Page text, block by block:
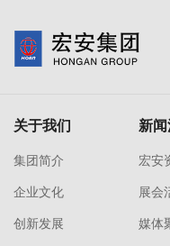
关于我们
集团简介
企业文化
创新发展
新
宏安
展会
媒体